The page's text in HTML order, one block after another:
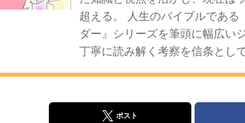
超える。 人生のバイブルである
ダー』シリーズを筆頭に幅広い
丁寧に読み解く考察を信条として
ポスト